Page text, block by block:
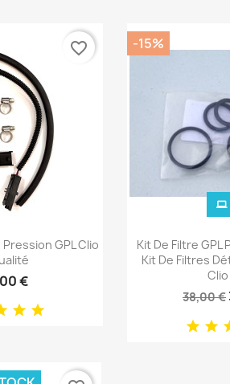
rapideGPL Clio
€
favorite_border

Kit De Filtre GPL
Kit De Filtres
Clio
38,00 €
-15%